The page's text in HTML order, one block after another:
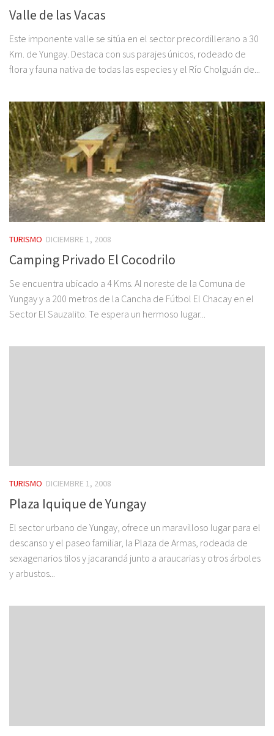
Valle de las Vacas
Este imponente valle se sitúa en el sector precordillerano a 30
Km. de Yungay. Destaca con sus parajes únicos, rodeado de
flora y fauna nativa de todas las especies y el Río Cholguán de...
TURISMO DICIEMBRE 1, 2008
Camping Privado El Cocodrilo
Se encuentra ubicado a 4 Kms. Al noreste de la Comuna de
Yungay y a 200 metros de la Cancha de Fútbol El Chacay en el
Sector El Sauzalito. Te espera un hermoso lugar...
TURISMO DICIEMBRE 1, 2008
Plaza Iquique de Yungay
El sector urbano de Yungay, ofrece un maravilloso lugar para el
descanso y el paseo familiar, la Plaza de Armas, rodeada de
sexagenarios tilos y jacarandá junto a araucarias y otros árboles
y arbustos...